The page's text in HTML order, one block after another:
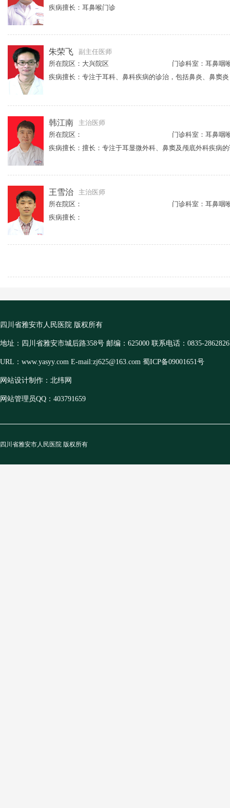
疾病擅长：耳鼻喉门诊
朱荣飞
副主任医师
所在院区：大兴院区
门诊科室：耳鼻咽
韩江南
主治医师
所在院区：
门诊科室：耳鼻咽
王雪治
主治医师
所在院区：
门诊科室：耳鼻咽
疾病擅长：
四川省雅安市人民医院 版权所有
地址：四川省雅安市城后路358号 邮编：625000 联系电话：0835-2862826
URL：www.yasyy.com E-mail:zj625@163.com 蜀ICP备09001651号
网站设计制作：北纬网
网站管理员QQ：403791659
四川省雅安市人民医院 版权所有